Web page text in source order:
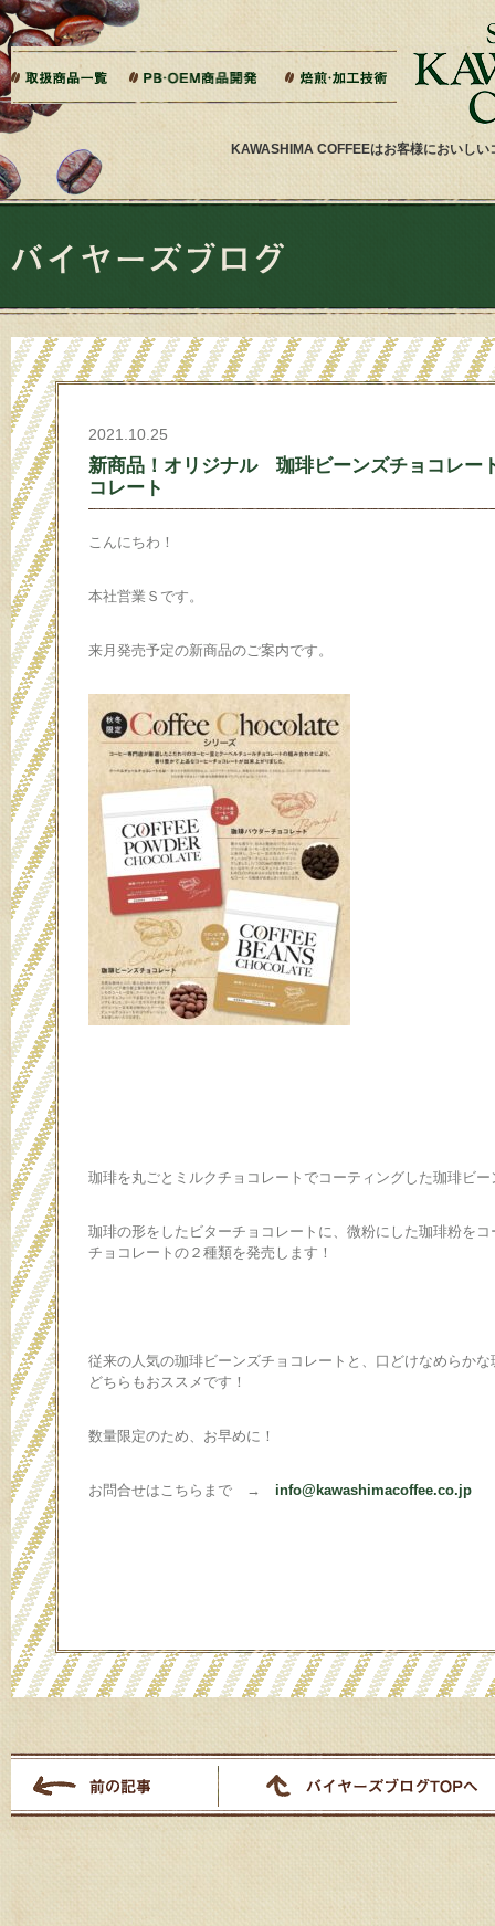
KAWASHIMA COFFEEはお客様においし
本文へジャンプ
ドリップバッグ加工
ティーバッグ加工
リキッドコーヒー加工
オーダー焙煎
パッケージデザイン・印刷
2021.10.25
新商品！オリジナル 珈琲ビーンズチョコレー
コレート
こんにちわ！
本社営業Ｓです。
来月発売予定の新商品のご案内です。
珈琲を丸ごとミルクチョコレートでコーティングした珈琲ビ
珈琲の形をしたビターチョコレートに、微粉にした珈琲粉を
チョコレートの２種類を発売します！
従来の人気の珈琲ビーンズチョコレートと、口どけなめらか
どちらもおススメです！
数量限定のため、お早めに！
お問合せはこちらまで → info@kawashimacoffee.co.jp